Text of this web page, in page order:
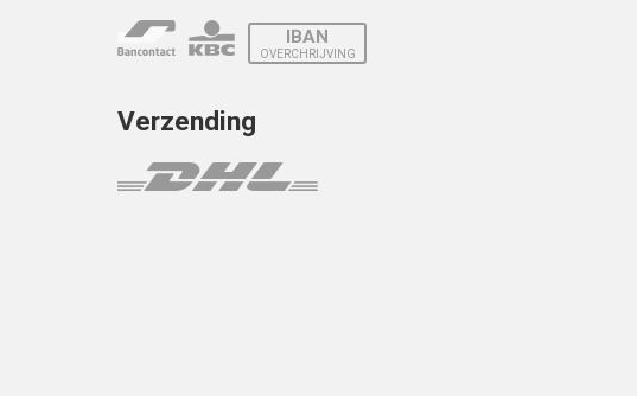
IBAN
OVERCHRIJVING
Verzending